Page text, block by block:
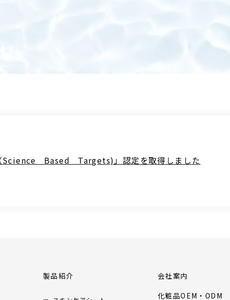
Science Based Targets)」認定を取得しました
製品紹介
会社案内
化粧品OEM・ODM